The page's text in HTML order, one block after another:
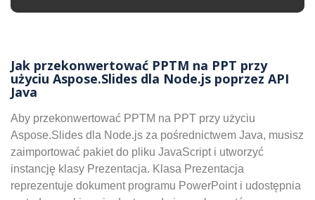
Jak przekonwertować PPTM na PPT przy
użyciu Aspose.Slides dla Node.js poprzez API
Java
Aby przekonwertować PPTM na PPT przy użyciu
Aspose.Slides dla Node.js za pośrednictwem Java, musisz
zaimportować pakiet do pliku JavaScript i utworzyć
instancję klasy Prezentacja. Klasa Prezentacja
reprezentuje dokument programu PowerPoint i udostępnia